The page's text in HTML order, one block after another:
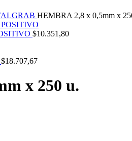
HEMBRA 2,8 x 0,5mm x
$10.351,80
$18.707,67
x 250 u.